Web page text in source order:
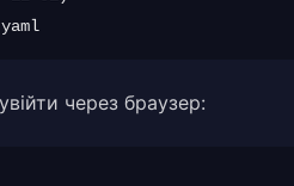
через браузер: